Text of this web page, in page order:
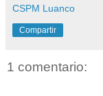
CSPM Luanco
Compartir
1 comentario: